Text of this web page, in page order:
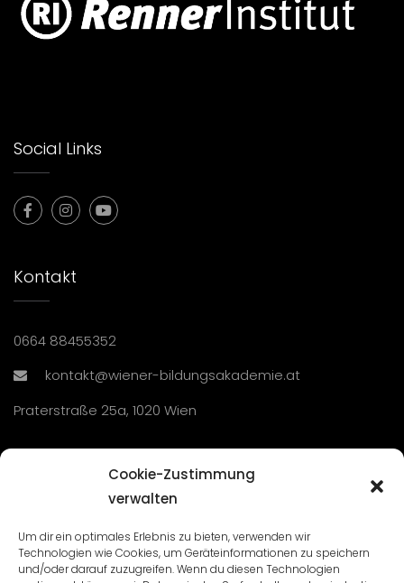
Cookie-Zustimmung
verwalten
Um dir ein optimales Erlebnis zu bieten, verwenden wir
Technologien wie Cookies, um Geräteinformationen zu speichern
und/oder darauf zuzugreifen. Wenn du diesen Technologien
Social Links
Kontakt
0664 88455352
kontakt@wiener-bildungsakademie.at
Praterstraße 25a, 1020 Wien
Seminare und Veranstaltungen
Lehrgänge